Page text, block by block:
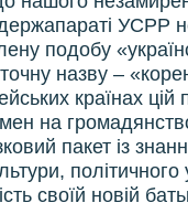
УСРР
подобу
назву –
країнах цій
на
пакет із
своїй новій